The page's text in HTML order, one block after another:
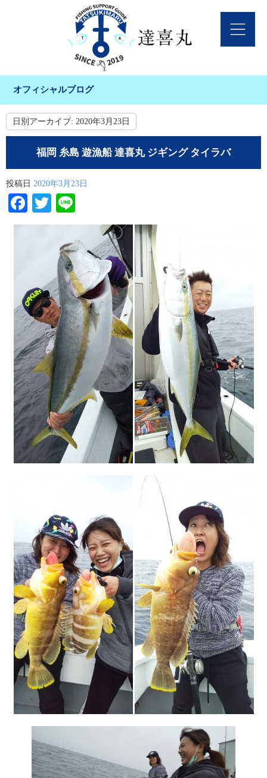
オフィシャルブログ
日別アーカイブ: 2020年3月23日
福岡 糸島 遊漁船 達喜丸 ジギング タイラバ
投稿日 2020年3月23日
Facebook
Twitter